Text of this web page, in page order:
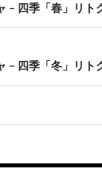
– 四季「春」リ
– 四季「冬」リ